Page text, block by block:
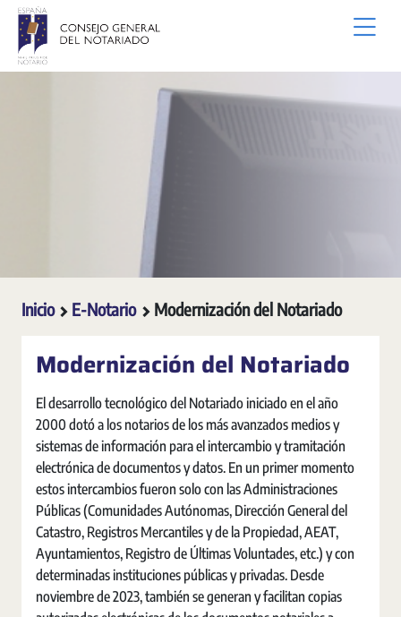
Saltar al contenido principal
Inicio E-Notario Modernización del Notariado
Modernización del Notariado
El desarrollo tecnológico del Notariado iniciado en el año
2000 dotó a los notarios de los más avanzados medios y
sistemas de información para el intercambio y tramitación
electrónica de documentos y datos. En un primer momento
estos intercambios fueron solo con las Administraciones
Públicas (Comunidades Autónomas, Dirección General del
Catastro, Registros Mercantiles y de la Propiedad, AEAT,
Ayuntamientos, Registro de Últimas Voluntades, etc.) y con
determinadas instituciones públicas y privadas. Desde
noviembre de 2023, también se generan y facilitan copias